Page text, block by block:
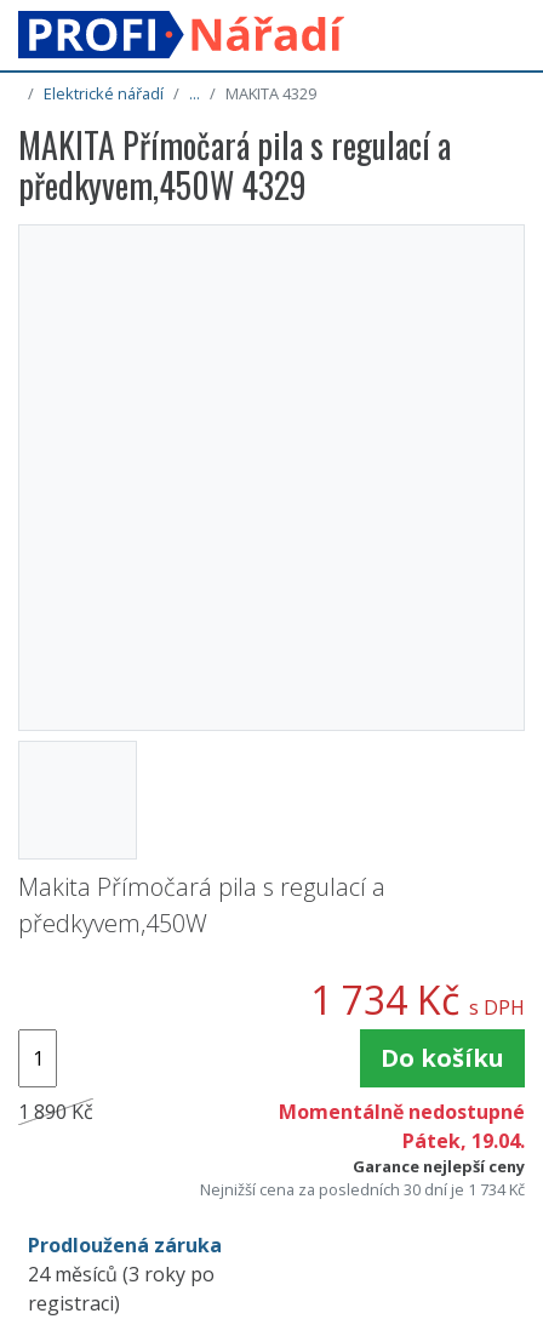
Elektrické nářadí ... MAKITA 4329
MAKITA Přímočará pila s regulací a
předkyvem,450W 4329
Makita Přímočará pila s regulací a
předkyvem,450W
1 734 Kč s DPH
Do košíku
1 890 Kč
Momentálně nedostupné
Pátek, 19.04.
Garance nejlepší ceny
Nejnižší cena za posledních 30 dní je 1 734 Kč
Prodloužená záruka
24 měsíců (3 roky po
registraci)